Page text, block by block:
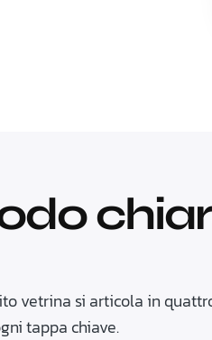
vetrina si articola in
tappa chiave.